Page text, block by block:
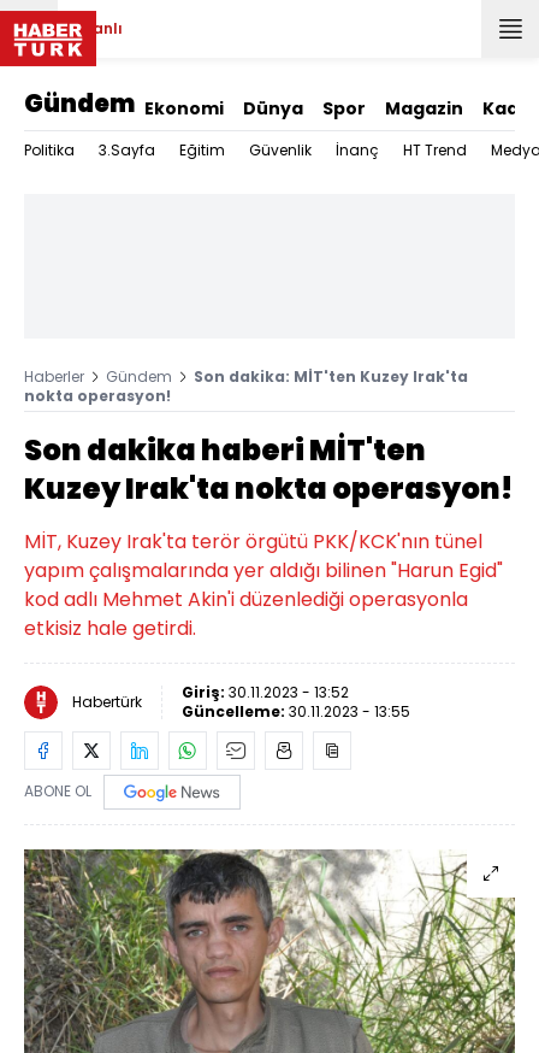
Canlı
Gündem Ekonomi Dünya Spor Magazin Kadın
Politika 3.Sayfa Eğitim Güvenlik İnanç HT Trend
Haberler Gündem
Son dakika: MİT'ten Kuzey Irak'ta
nokta operasyon!
Son dakika haberi MİT'ten
Kuzey Irak'ta nokta operasyon!
MİT, Kuzey Irak'ta terör örgütü PKK/KCK'nın tünel
yapım çalışmalarında yer aldığı bilinen "Harun Egid"
kod adlı Mehmet Akin'i düzenlediği operasyonla
etkisiz hale getirdi.
Habertürk Giriş: 30.11.2023 - 13:52
Güncelleme: 30.11.2023 - 13:55
ABONE OL